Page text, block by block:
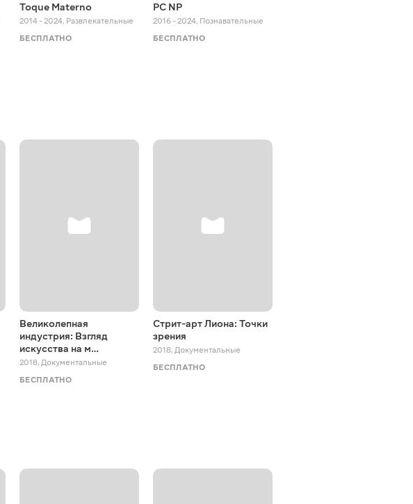
Toque Materno
2014 - 2024, Развлекательные
БЕСПЛАТНО
PC NP
2016 - 2024, Познавательные
БЕСПЛАТНО
Великолепная
индустрия: Взгляд
искусства на м…
2018, Документальные
БЕСПЛАТНО
Стрит-арт Лиона: Точки
зрения
2018, Документальные
БЕСПЛАТНО